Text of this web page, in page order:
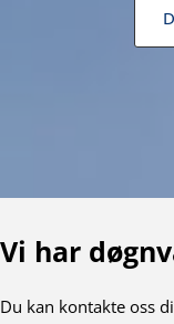
Vi har
Du kan kontakte oss